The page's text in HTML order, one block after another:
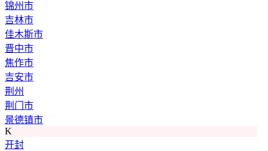
锦州市
吉林市
佳木斯市
晋中市
焦作市
吉安市
荆州
荆门市
景德镇市
K
开封